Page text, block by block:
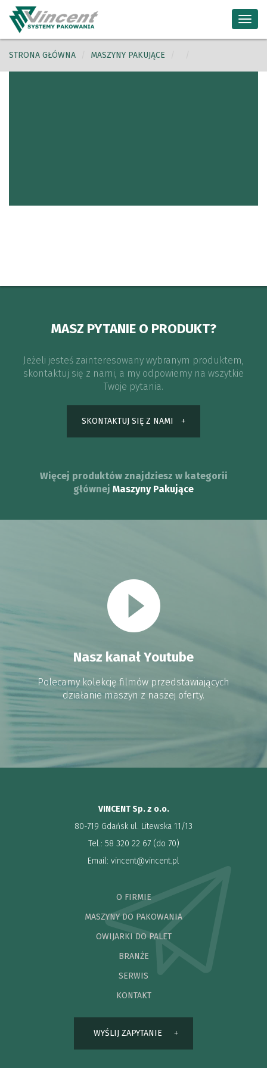
STRONA GŁÓWNA MASZYNY PAKUJĄCE
MASZ PYTANIE O PRODUKT?
Jeżeli jesteś zainteresowany wybranym produktem,
skontaktuj się z nami, a my odpowiemy na wszytkie
Twoje pytania.
SKONTAKTUJ SIĘ Z NAMI
Więcej produktów znajdziesz w kategorii
głównej Maszyny Pakujące
Nasz kanał Youtube
Polecamy kolekcję filmów przedstawiających
działanie maszyn z naszej oferty.
VINCENT Sp. z o.o.
80-719 Gdańsk ul. Litewska 11/13
Tel.: 58 320 22 67 (do 70)
Email: vincent@vincent.pl
O FIRMIE
MASZYNY DO PAKOWANIA
OWIJARKI DO PALET
BRANŻE
SERWIS
KONTAKT
WYŚLIJ ZAPYTANIE